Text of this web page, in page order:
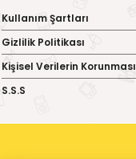
Kullanım Şartları
Gizlilik Politikası
Kişisel Verilerin Korunması
S.S.S